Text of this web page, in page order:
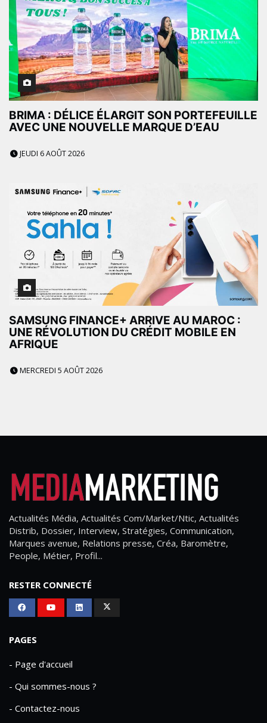
BRIMA : DÉLICE ÉLARGIT SON PORTEFEUILLE
AVEC UNE NOUVELLE MARQUE D’EAU
JEUDI 6 AOÛT 2026
SAMSUNG FINANCE+ ARRIVE AU MAROC :
UNE RÉVOLUTION DU CRÉDIT MOBILE EN
AFRIQUE
MERCREDI 5 AOÛT 2026
Actualités Média, Actualités Com/Market/Ntic, Actualités
Distrib, Dossier, Interview, Stratégies, Communication,
Marques avenue, Relations presse, Créa, Baromètre,
People, Métier, Profil...
RESTER CONNECTÉ
PAGES
- Page d'accueil
- Qui sommes-nous ?
- Contactez-nous